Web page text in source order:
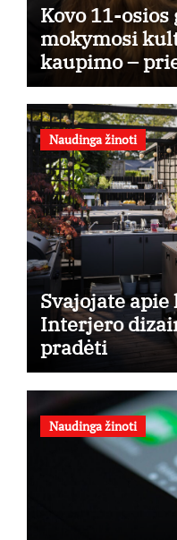
Kovo 11-
mokymosi
kaupimo –
taikymo
Naudinga žinoti
Svajojate
Interjero
pradėti
Naudinga žinoti